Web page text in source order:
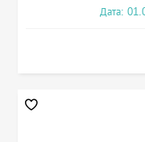
Дата: